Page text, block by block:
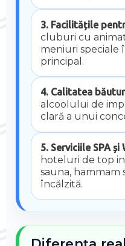
3. Facilitățile
cluburi cu
meniuri speciale
principal.
4. Calitatea
alcoolului de
clară a unui
5. Serviciile SPA și
hoteluri de top
sauna, hammam
încălzită.